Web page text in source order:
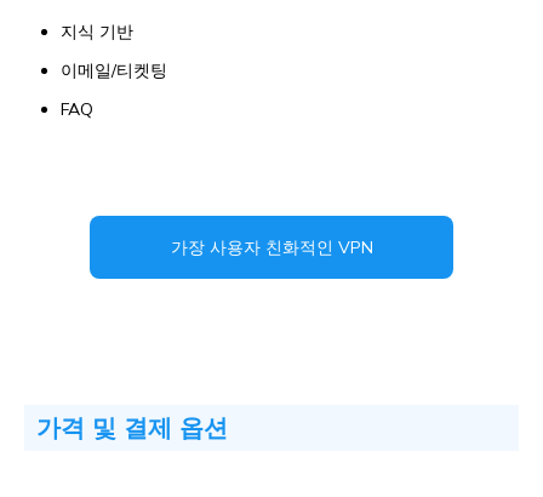
지식 기반
이메일/티켓팅
FAQ
가장 사용자 친화적인 VPN
가격 및 결제 옵션